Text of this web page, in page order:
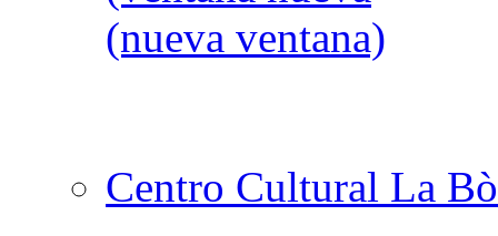
Centro Cultural La